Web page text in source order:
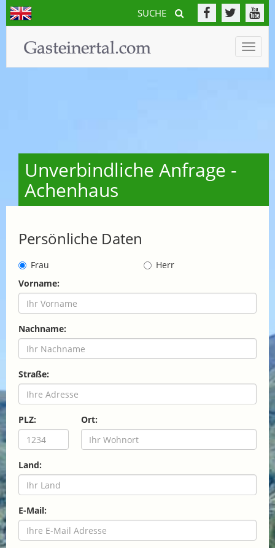
SUCHE
Toggle
Unverbindliche Anfrage -
Achenhaus
Persönliche Daten
Frau
Herr
Vorname:
Nachname:
Straße:
PLZ: Ort:
Land:
E-Mail: